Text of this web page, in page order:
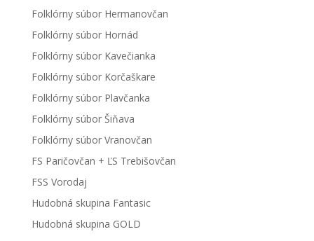
Folklórny súbor Hermanovčan
Folklórny súbor Hornád
Folklórny súbor Kavečianka
Folklórny súbor Korčaškare
Folklórny súbor Plavčanka
Folklórny súbor Šiňava
Folklórny súbor Vranovčan
FS Paričovčan + ĽS Trebišovčan
FSS Vorodaj
Hudobná skupina Fantasic
Hudobná skupina GOLD